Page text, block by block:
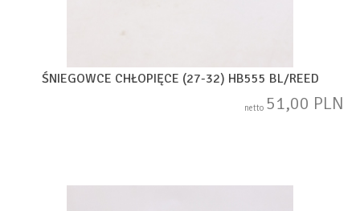
ŚNIEGOWCE CHŁOPIĘCE (27-32) HB555 BL/REED
netto 51,00 PLN